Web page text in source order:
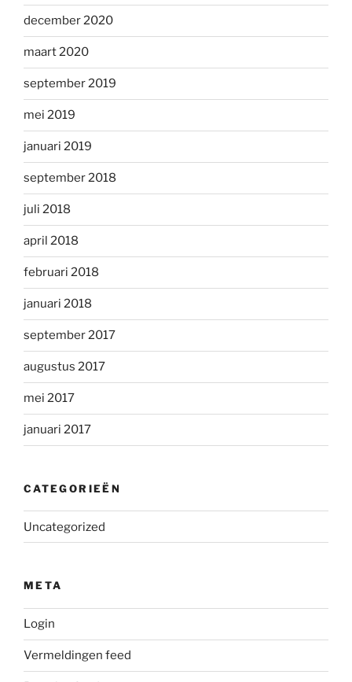
december 2020
maart 2020
september 2019
mei 2019
januari 2019
september 2018
juli 2018
april 2018
februari 2018
januari 2018
september 2017
augustus 2017
mei 2017
januari 2017
CATEGORIEËN
Uncategorized
META
Login
Vermeldingen feed